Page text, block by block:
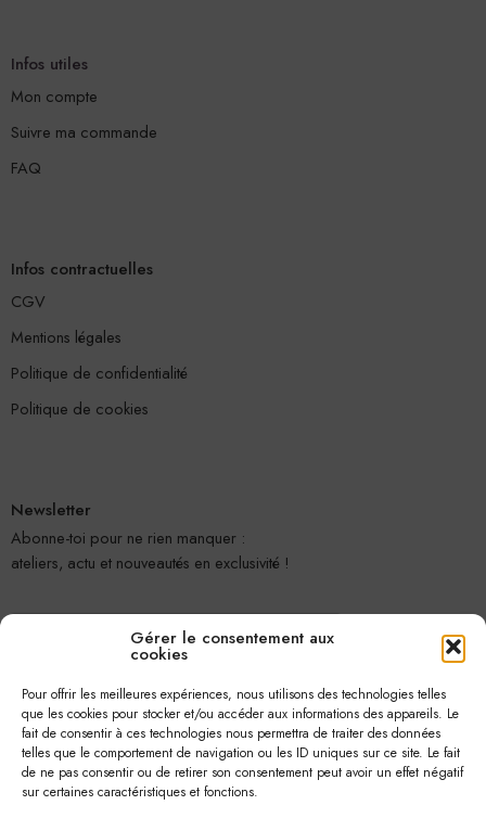
Gérer le consentement aux
cookies
Pour offrir les meilleures expériences, nous utilisons des technologies telles
que les cookies pour stocker et/ou accéder aux informations des appareils. Le
fait de consentir à ces technologies nous permettra de traiter des données
telles que le comportement de navigation ou les ID uniques sur ce site. Le fait
de ne pas consentir ou de retirer son consentement peut avoir un effet négatif
sur certaines caractéristiques et fonctions.
Infos utiles
Mon compte
Suivre ma commande
FAQ
Infos contractuelles
CGV
Mentions légales
Politique de confidentialité
Politique de cookies
Newsletter
Abonne-toi pour ne rien manquer :
ateliers, actu et nouveautés en exclusivité !
Je m'abonne